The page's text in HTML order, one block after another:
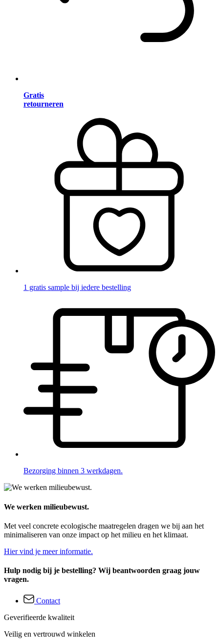
Gratis
retourneren
1 gratis sample bij iedere bestelling
Bezorging binnen 3 werkdagen.
We werken milieubewust.
Met veel concrete ecologische maatregelen dragen we bij aan het
minimaliseren van onze impact op het milieu en het klimaat.
Hier vind je meer informatie.
Hulp nodig bij je bestelling? Wij beantwoorden graag jouw
vragen.
Contact
Geverifieerde kwaliteit
Veilig en vertrouwd winkelen